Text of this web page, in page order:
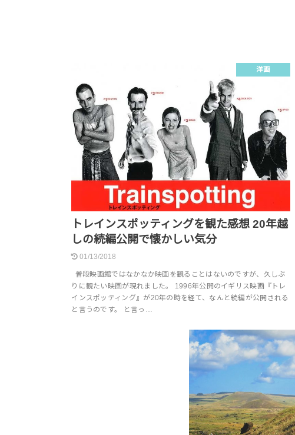
洋画
トレインスポッティングを観た感想 20年越
しの続編公開で懐かしい気分
01/13/2018
普段映画館ではなかなか映画を観ることはないのですが、久しぶ
りに観たい映画が現れました。 1996年公開のイギリス映画『トレ
インスポッティング』が20年の時を経て、なんと続編が公開される
と言うのです。 と言っ…